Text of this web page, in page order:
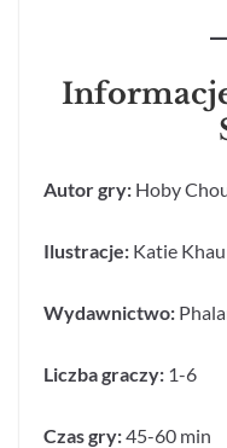
Autor gry: Hoby
Ilustracje: Katie Khau
Wydawnictwo:
Liczba graczy: 1-6
Czas gry:45-60 min